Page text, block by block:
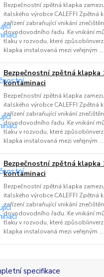
Bezpečnostní zpětná klapka
italského výrobce CALEFFI Zpětná
zařízení zabraňující vnikání
dovodovodního řadu. Ke vnikání
tlaku v rozvodu, které
klapka instalovaná mezi veřejným ...
Bezpečnostní zpětná klapka
kontaminaci
Bezpečnostní zpětná klapka
italského výrobce CALEFFI Zpětná
zařízení zabraňující vnikání
dovodovodního řadu. Ke vnikání
tlaku v rozvodu, které
klapka instalovaná mezi veřejným ...
Bezpečnostní zpětná klapka
kontaminaci
Bezpečnostní zpětná klapka
italského výrobce CALEFFI Zpětná
zařízení zabraňující vnikání
dovodovodního řadu. Ke vnikání
tlaku v rozvodu, které
klapka instalovaná mezi veřejným ...
specifikace